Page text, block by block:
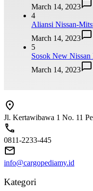
March 14, 2023
4
Aliansi Nissan-
March 14, 2023
5
Sosok New
March 14, 2023
Jl. Kertawibawa 1 No. 11
0811-2233-445
info@cargopediamy.id
Kategori